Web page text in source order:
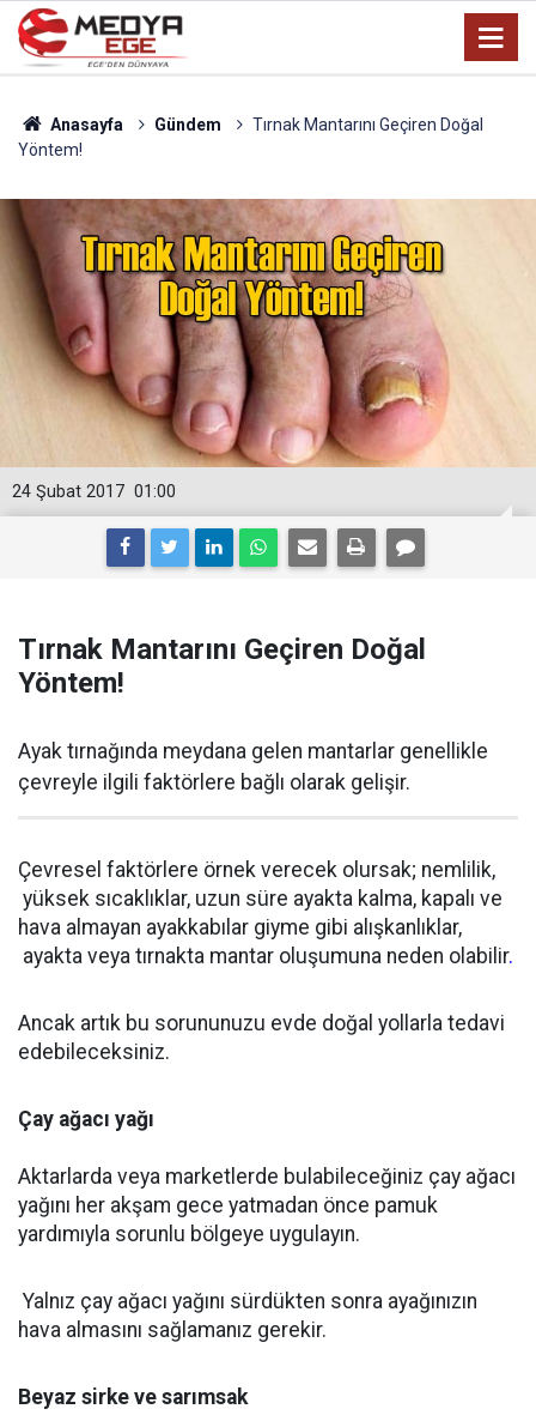
Anasayfa Gündem
Tırnak Mantarını Geçiren Doğal
Yöntem!
01:00
24 Şubat 2017
Tırnak Mantarını Geçiren Doğal
Yöntem!
Ayak tırnağında meydana gelen mantarlar genellikle
çevreyle ilgili faktörlere bağlı olarak gelişir.
Çevresel faktörlere örnek verecek olursak; nemlilik,
yüksek sıcaklıklar, uzun süre ayakta kalma, kapalı ve
hava almayan ayakkabılar giyme gibi alışkanlıklar,
ayakta veya tırnakta mantar oluşumuna neden olabilir.
Ancak artık bu sorununuzu evde doğal yollarla tedavi
edebileceksiniz.
Çay ağacı yağı
Aktarlarda veya marketlerde bulabileceğiniz çay ağacı
yağını her akşam gece yatmadan önce pamuk
yardımıyla sorunlu bölgeye uygulayın.
Yalnız çay ağacı yağını sürdükten sonra ayağınızın
hava almasını sağlamanız gerekir.
Beyaz sirke ve sarımsak